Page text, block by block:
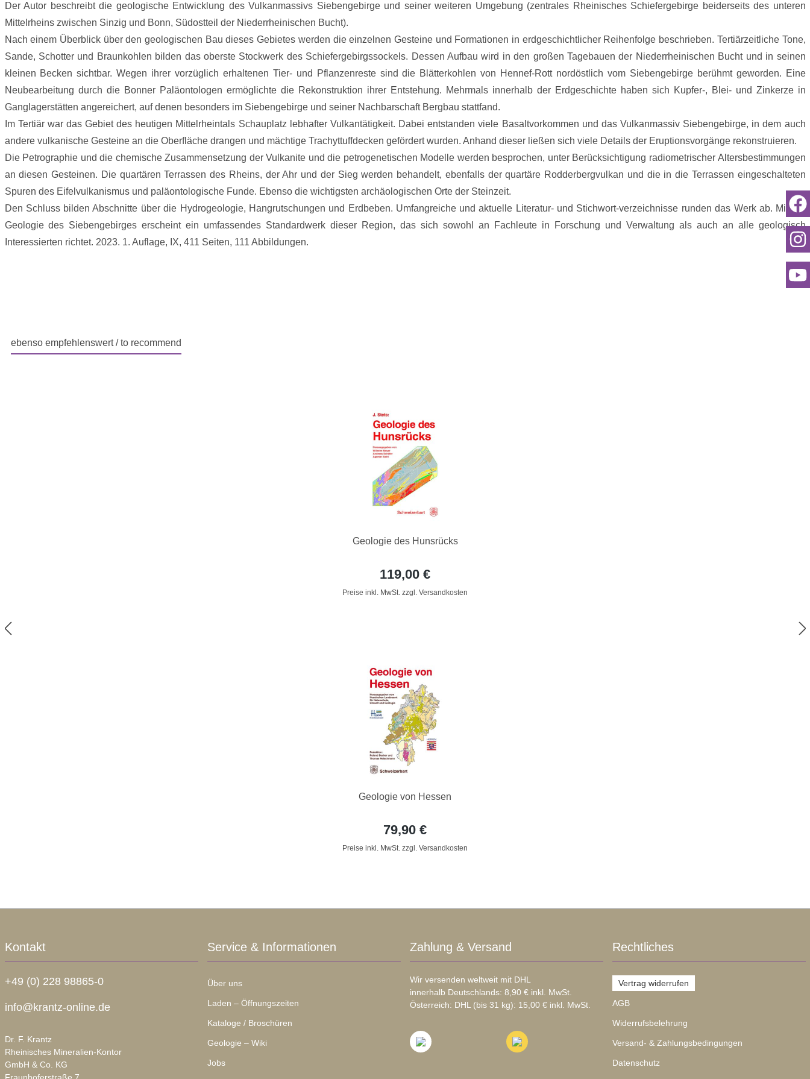
Der Autor beschreibt die geologische Entwicklung des Vulkanmassivs Siebengebirge und seiner weiteren Umgebung (zentrales Rheinisches Schiefergebirge beiderseits des unteren
Mittelrheins zwischen Sinzig und Bonn, Südostteil der Niederrheinischen Bucht).
Nach einem Überblick über den geologischen Bau dieses Gebietes werden die einzelnen Gesteine und Formationen in erdgeschichtlicher Reihenfolge beschrieben. Tertiärzeitliche Tone,
Sande, Schotter und Braunkohlen bilden das oberste Stockwerk des Schiefergebirgssockels. Dessen Aufbau wird in den großen Tagebauen der Niederrheinischen Bucht und in seinen
kleinen Becken sichtbar. Wegen ihrer vorzüglich erhaltenen Tier- und Pflanzenreste sind die Blätterkohlen von Hennef-Rott nordöstlich vom Siebengebirge berühmt geworden. Eine
Neubearbeitung durch die Bonner Paläontologen ermöglichte die Rekonstruktion ihrer Entstehung. Mehrmals innerhalb der Erdgeschichte haben sich Kupfer-, Blei- und Zinkerze in
Ganglagerstätten angereichert, auf denen besonders im Siebengebirge und seiner Nachbarschaft Bergbau stattfand.
Im Tertiär war das Gebiet des heutigen Mittelrheintals Schauplatz lebhafter Vulkantätigkeit. Dabei entstanden viele Basaltvorkommen und das Vulkanmassiv Siebengebirge, in dem auch
andere vulkanische Gesteine an die Oberfläche drangen und mächtige Trachyttuffdecken gefördert wurden. Anhand dieser ließen sich viele Details der Eruptionsvorgänge rekonstruieren.
Die Petrographie und die chemische Zusammensetzung der Vulkanite und die petrogenetischen Modelle werden besprochen, unter Berücksichtigung radiometrischer Altersbestimmungen
an diesen Gesteinen. Die quartären Terrassen des Rheins, der Ahr und der Sieg werden behandelt, ebenfalls der quartäre Rodderbergvulkan und die in die Terrassen eingeschalteten
Spuren des Eifelvulkanismus und paläontologische Funde. Ebenso die wichtigsten archäologischen Orte der Steinzeit.
Den Schluss bilden Abschnitte über die Hydrogeologie, Hangrutschungen und Erdbeben. Umfangreiche und aktuelle Literatur- und Stichwort-verzeichnisse runden das Werk ab. Mit der
Geologie des Siebengebirges erscheint ein umfassendes Standardwerk dieser Region, das sich sowohl an Fachleute in Forschung und Verwaltung als auch an alle geologisch
Interessierten richtet. 2023. 1. Auflage, IX, 411 Seiten, 111 Abbildungen.
ebenso empfehlenswert / to recommend
Geologie des Hunsrücks
119,00 €
Preise inkl. MwSt. zzgl. Versandkosten
Geologie von Hessen
79,90 €
Preise inkl. MwSt. zzgl. Versandkosten
Kontakt
+49 (0) 228 98865-0
info@krantz-online.de
Dr. F. Krantz
Rheinisches Mineralien-Kontor
GmbH & Co. KG
Service & Informationen
Über uns
Laden – Öffnungszeiten
Kataloge / Broschüren
Geologie – Wiki
Jobs
Zahlung & Versand
Wir versenden weltweit mit DHL
innerhalb Deutschlands: 8,90 € inkl. MwSt.
Österreich: DHL (bis 31 kg): 15,00 € inkl. MwSt.
Rechtliches
Vertrag widerrufen
AGB
Widerrufsbelehrung
Versand- & Zahlungsbedingungen
Datenschutz